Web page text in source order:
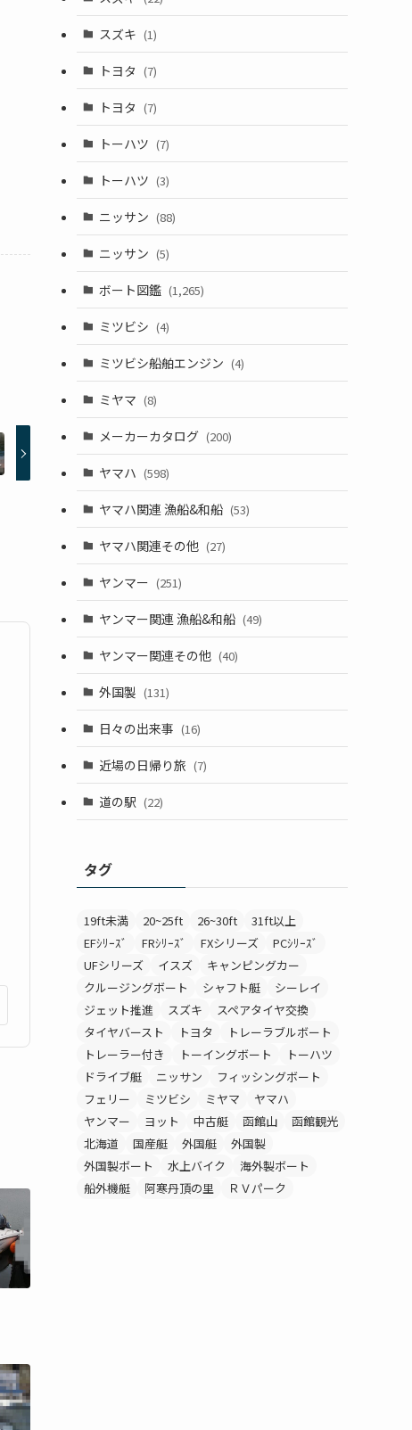
スズキ (1)
トヨタ (7)
トヨタ (7)
トーハツ (7)
トーハツ (3)
ニッサン (88)
ニッサン (5)
ボート図鑑 (1,265)
ミツビシ (4)
ミツビシ船舶エンジン (4)
ミヤマ (8)
メーカーカタログ (200)
ヤマハ (598)
ヤマハ関連 漁船&和船 (53)
ヤマハ関連その他 (27)
ヤンマー (251)
ヤンマー関連 漁船&和船 (49)
ヤンマー関連その他 (40)
外国製 (131)
日々の出来事 (16)
近場の日帰り旅 (7)
道の駅 (22)
タグ
19ft未満 20~25ft 26~30ft
31ft以上
EFｼﾘｰｽﾞ
FRｼﾘｰｽﾞ FXシリーズ
PCｼﾘｰｽﾞ
UFシリーズ
イスズ
キャンピングカー
クルージングボート
シャフト艇
シーレイ
ジェット推進
スズキ
スペアタイヤ交換
タイヤバースト
トヨタ
トレーラブルボート
トレーラー付き
トーイングボート
トーハツ
ドライブ艇
ニッサン
フィッシングボート
フェリー
ミツビシ ミヤマ
ヤマハ
ヤンマー
ヨット 中古艇 函館山
函館観光
北海道
国産艇 外国艇
外国製
外国製ボート
水上バイク
海外製ボート
船外機艇
阿寒丹頂の里 ＲＶパーク